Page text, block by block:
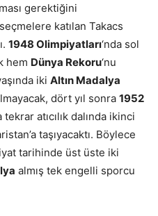
gerektiğini
katılan Takacs
1948 Olimpiyatları‘nda sol
hem Dünya Rekoru‘nu
iki Altın Madalya
dört yıl sonra 1952
tekrar atıcılık dalında ikinci
taşıyacaktı. Böylece
tarihinde üst üste iki
almış tek engelli sporcu